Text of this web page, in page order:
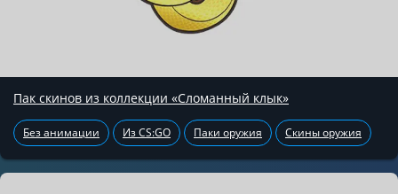
Пак скинов из коллекции «Сломанный клык»
Без анимации Из CS:GO Паки оружия Скины оружия